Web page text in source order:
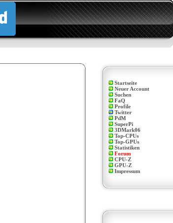
Startseite
Neuer Account
Suchen
FaQ
Profile
Twitter
PdM
SuperPi
3DMark06
Top-CPUs
Top-GPUs
Statistiken
Forum
CPU-Z
GPU-Z
Impressum